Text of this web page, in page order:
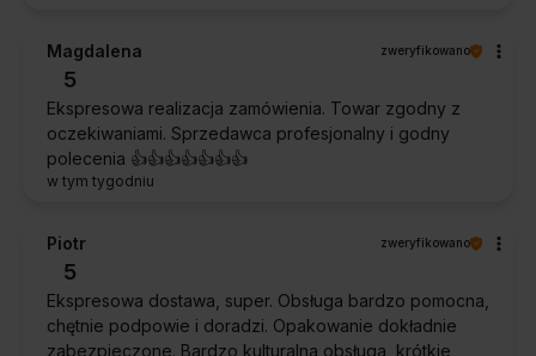
Magdalena zweryfikowano
5
Ekspresowa realizacja zamówienia. Towar zgodny z
oczekiwaniami. Sprzedawca profesjonalny i godny
polecenia 👍️👍️👍️👍️👍️👍️👍️
w tym tygodniu
Piotr zweryfikowano
5
Ekspresowa dostawa, super. Obsługa bardzo pomocna,
chętnie podpowie i doradzi. Opakowanie dokładnie
zabezpieczone. Bardzo kulturalna obsługa, krótkie